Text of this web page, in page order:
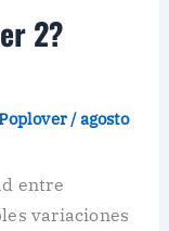
2?
/agosto
entre
variaciones